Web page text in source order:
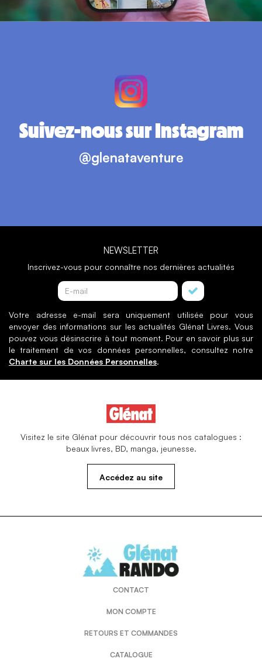
Suivez-nous sur Instagram
@glenataventure
NEWSLETTER
Inscrivez-vous pour connaître nos dernières actualités
Votre adresse e-mail sera uniquement utilisée pour vous
envoyer des informations sur les actualités Glénat Livres. Vous
pouvez vous désinscrire à tout moment. Pour en savoir plus sur
le traitement de vos données personnelles, consultez notre
Charte sur les Données Personnelles.
Visitez le site Glénat pour découvrir tous nos catalogues :
beaux livres, BD, manga, jeunesse.
Accédez au site
CONTACT
MON COMPTE
RETOURS ET COMMANDES
CATALOGUE